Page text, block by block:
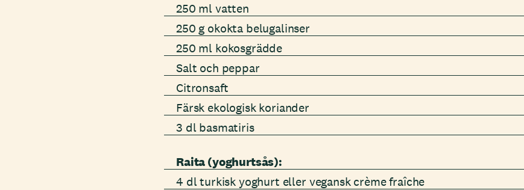
250 ml vatten
250 g okokta belugalinser
250 ml kokosgrädde
Salt och peppar
Citronsaft
Färsk ekologisk koriander
3 dl basmatiris
Raita (yoghurtsås):
4 dl turkisk yoghurt eller vegansk crème fraîche